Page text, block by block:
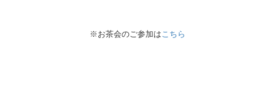
※お茶会のご参加はこちら